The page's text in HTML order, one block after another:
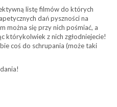
listę filmów do których
dań pyszności na
można się przy nich pośmiać, a
którykolwiek z nich zgłodniejecie!
coś do schrupania (może taki